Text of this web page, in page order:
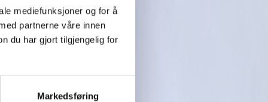
mediefunksjoner og for å
partnerne våre innen
du har gjort tilgjengelig for
Markedsføring